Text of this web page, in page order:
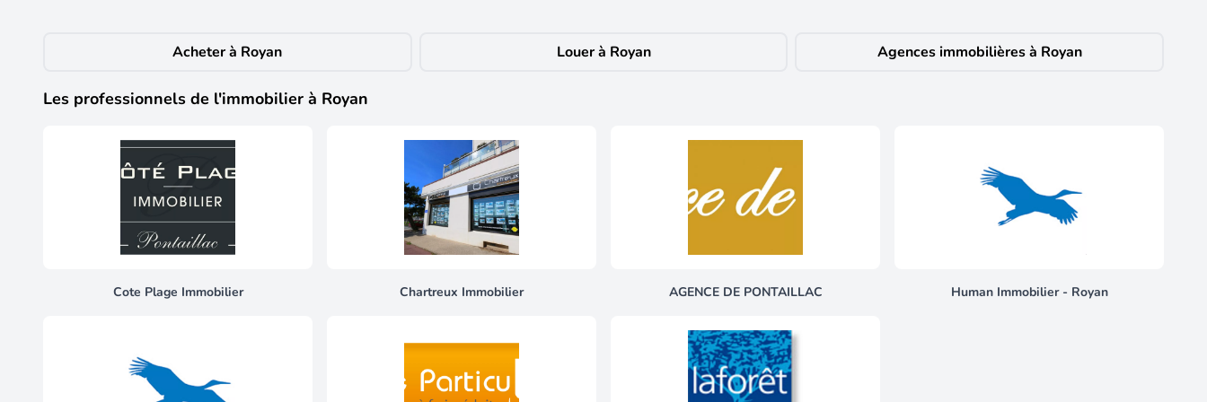
sécurisée et pérenne en plein centre. L'avis de l'expert : Un bien rare par sa surface et son état impeccable, parfait pour une résidence principale ou un pied-à-terre de standing sur la
mandataire indépendant en immobilier (sans détention de fonds), agent commercial de la SARL SUNLIGHT ROYAN, immatriculé au RSAC de SAINTES sous le numéro 933431983.
Référence agence : 0000.
Acheter à Royan Louer à Royan Agences immobilières à Royan
Les professionnels de l'immobilier à Royan
Cote Plage Immobilier Chartreux Immobilier AGENCE DE PONTAILLAC Human Immobilier - Royan